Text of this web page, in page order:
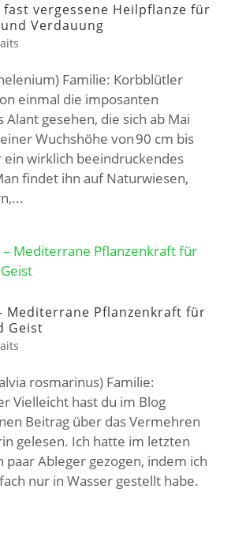
fast vergessene Heilpflanze für
Verdauung
Familie: Korbblütler
einmal die imposanten
Alant gesehen, die sich ab Mai
Wuchshöhe von 90 cm bis
ein wirklich beeindruckendes
findet ihn auf Naturwiesen,
Mediterrane Pflanzenkraft für
Geist
rosmarinus) Familie:
Vielleicht hast du im Blog
Beitrag über das Vermehren
gelesen. Ich hatte im letzten
paar Ableger gezogen, indem ich
nur in Wasser gestellt habe.